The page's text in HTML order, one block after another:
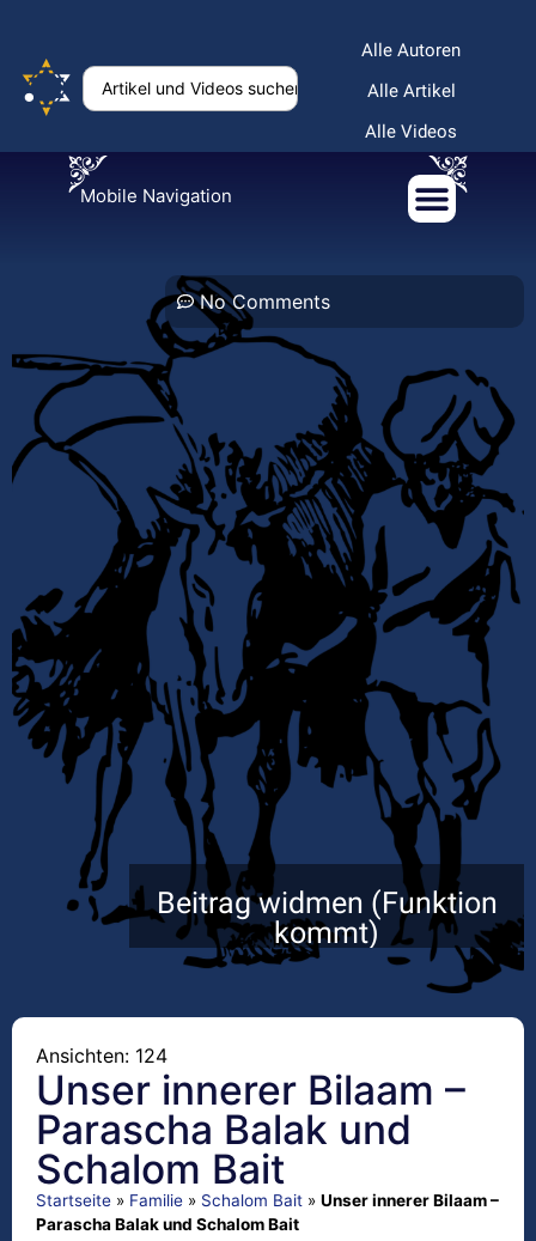
Alle Autoren
Alle Artikel
Alle Videos
Mobile Navigation
No Comments
Beitrag widmen (Funktion
kommt)
Ansichten: 124
Unser innerer Bilaam –
Parascha Balak und
Schalom Bait
Startseite » Familie » Schalom Bait » Unser innerer Bilaam –
Parascha Balak und Schalom Bait